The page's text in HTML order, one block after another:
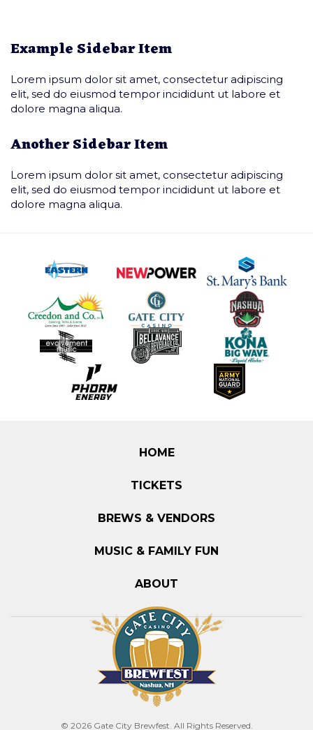
Example Sidebar Item
Lorem ipsum dolor sit amet, consectetur adipiscing
elit, sed do eiusmod tempor incididunt ut labore et
dolore magna aliqua.
Another Sidebar Item
Lorem ipsum dolor sit amet, consectetur adipiscing
elit, sed do eiusmod tempor incididunt ut labore et
dolore magna aliqua.
HOME
TICKETS
BREWS & VENDORS
MUSIC & FAMILY FUN
ABOUT
© 2026 Gate City Brewfest. All Rights Reserved.